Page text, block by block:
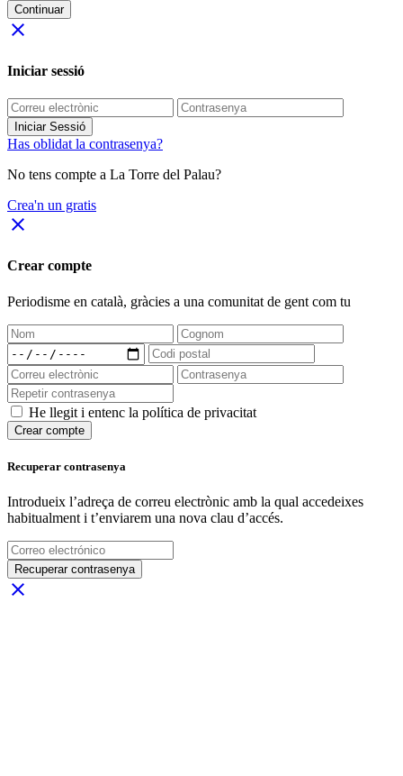
Continuar
close
Iniciar sessió
Iniciar Sessió
Has oblidat la contrasenya?
No tens compte a La Torre del Palau?
Crea'n un gratis
close
Crear compte
Periodisme en català, gràcies a una comunitat de gent com tu
He llegit i entenc la política de privacitat
Crear compte
Recuperar contrasenya
Introdueix l’adreça de correu electrònic amb la qual accedeixes
habitualment i t’enviarem una nova clau d’accés.
Recuperar contrasenya
close